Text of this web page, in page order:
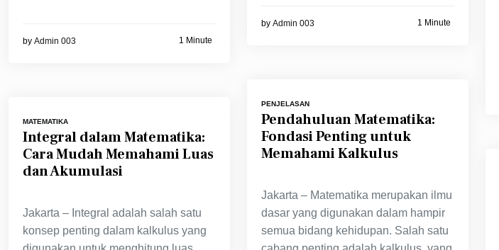
by Admin 003 1 Minute
by Admin 003 1 Minute
PENJELASAN
Pendahuluan Matematika:
Fondasi Penting untuk
Memahami Kalkulus
Jakarta – Matematika merupakan ilmu
dasar yang digunakan dalam hampir
semua bidang kehidupan. Salah satu
MATEMATIKA
Integral dalam Matematika:
Cara Mudah Memahami Luas
dan Akumulasi
Jakarta – Integral adalah salah satu
konsep penting dalam kalkulus yang